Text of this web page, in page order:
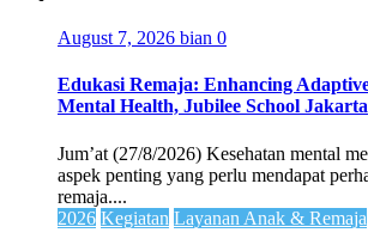
August 7, 2026 bian 0
Edukasi Remaja: Enhancing
Mental Health, Jubilee School Jakarta
Jum’at (27/8/2026) Kesehatan mental
aspek penting yang perlu mendapat
remaja....
2026 Kegiatan Layanan Anak & Remaja